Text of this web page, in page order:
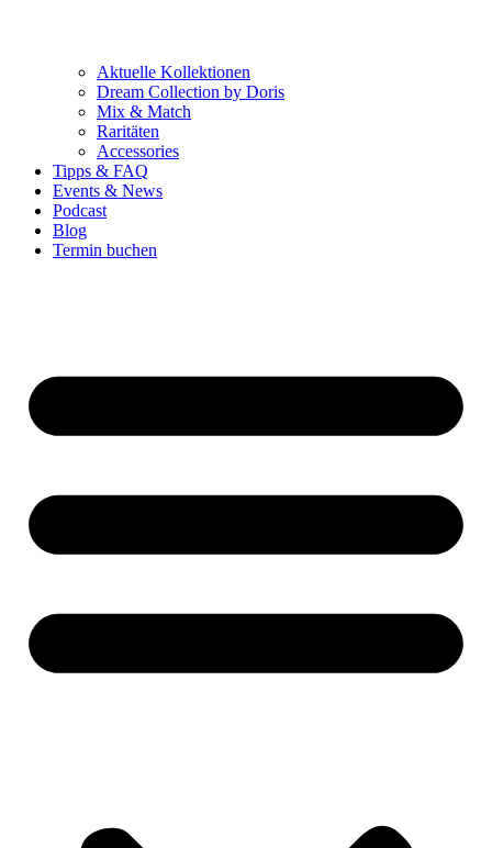
Aktuelle Kollektionen
Dream Collection by Doris
Mix & Match
Raritäten
Accessories
Tipps & FAQ
Events & News
Podcast
Blog
Termin buchen